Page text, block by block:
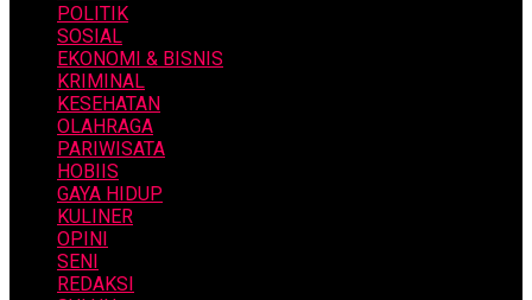
POLITIK
SOSIAL
EKONOMI & BISNIS
KRIMINAL
KESEHATAN
OLAHRAGA
PARIWISATA
HOBIIS
GAYA HIDUP
KULINER
OPINI
SENI
REDAKSI